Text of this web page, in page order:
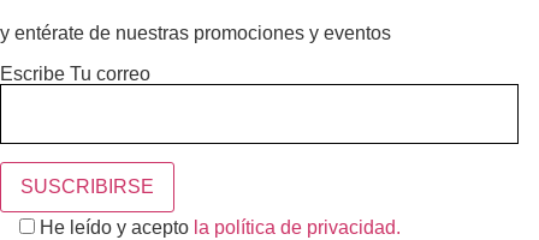
y entérate de nuestras promociones y eventos
Escribe Tu correo
He leído y acepto la política de privacidad.